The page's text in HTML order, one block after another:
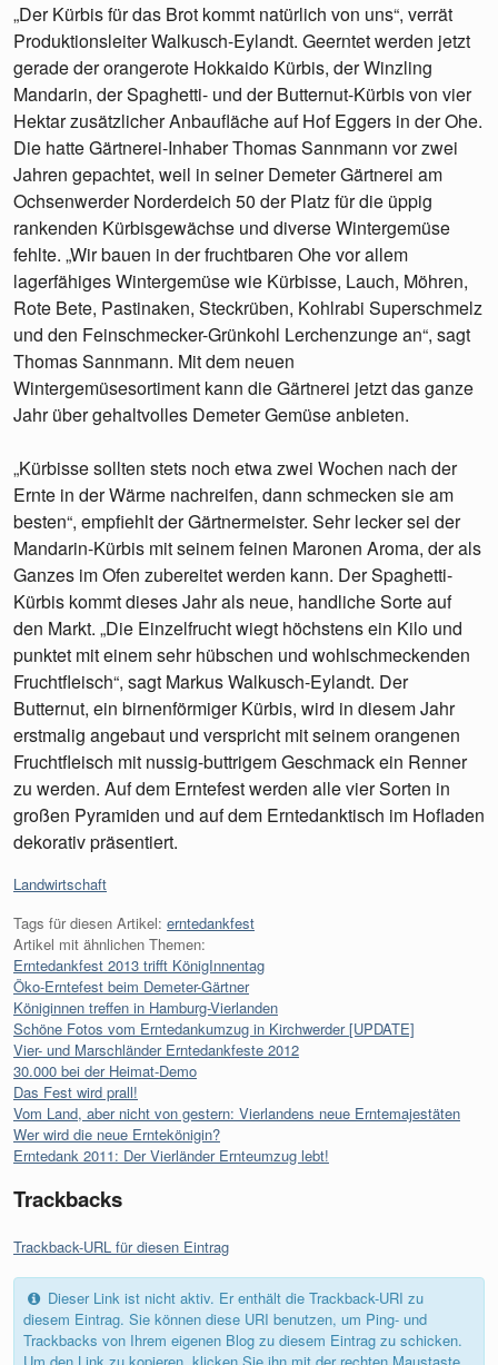
„Der Kürbis für das Brot kommt natürlich von uns“, verrät
Produktionsleiter Walkusch-Eylandt. Geerntet werden jetzt
gerade der orangerote Hokkaido Kürbis, der Winzling
Mandarin, der Spaghetti- und der Butternut-Kürbis von vier
Hektar zusätzlicher Anbaufläche auf Hof Eggers in der Ohe.
Die hatte Gärtnerei-Inhaber Thomas Sannmann vor zwei
Jahren gepachtet, weil in seiner Demeter Gärtnerei am
Ochsenwerder Norderdeich 50 der Platz für die üppig
rankenden Kürbisgewächse und diverse Wintergemüse
fehlte. „Wir bauen in der fruchtbaren Ohe vor allem
lagerfähiges Wintergemüse wie Kürbisse, Lauch, Möhren,
Rote Bete, Pastinaken, Steckrüben, Kohlrabi Superschmelz
und den Feinschmecker-Grünkohl Lerchenzunge an“, sagt
Thomas Sannmann. Mit dem neuen
Wintergemüsesortiment kann die Gärtnerei jetzt das ganze
Jahr über gehaltvolles Demeter Gemüse anbieten.
„Kürbisse sollten stets noch etwa zwei Wochen nach der
Ernte in der Wärme nachreifen, dann schmecken sie am
besten“, empfiehlt der Gärtnermeister. Sehr lecker sei der
Mandarin-Kürbis mit seinem feinen Maronen Aroma, der als
Ganzes im Ofen zubereitet werden kann. Der Spaghetti-
Kürbis kommt dieses Jahr als neue, handliche Sorte auf
den Markt. „Die Einzelfrucht wiegt höchstens ein Kilo und
punktet mit einem sehr hübschen und wohlschmeckenden
Fruchtfleisch“, sagt Markus Walkusch-Eylandt. Der
Butternut, ein birnenförmiger Kürbis, wird in diesem Jahr
erstmalig angebaut und verspricht mit seinem orangenen
Fruchtfleisch mit nussig-buttrigem Geschmack ein Renner
zu werden. Auf dem Erntefest werden alle vier Sorten in
großen Pyramiden und auf dem Erntedanktisch im Hofladen
dekorativ präsentiert.
Kategorien:
Landwirtschaft
Tags für diesen Artikel: erntedankfest
Artikel mit ähnlichen Themen:
Erntedankfest 2013 trifft KönigInnentag
Öko-Erntefest beim Demeter-Gärtner
Königinnen treffen in Hamburg-Vierlanden
Schöne Fotos vom Erntedankumzug in Kirchwerder [UPDATE]
Vier- und Marschländer Erntedankfeste 2012
30.000 bei der Heimat-Demo
Das Fest wird prall!
Vom Land, aber nicht von gestern: Vierlandens neue Erntemajestäten
Wer wird die neue Erntekönigin?
Erntedank 2011: Der Vierländer Ernteumzug lebt!
Trackbacks
Trackback-URL für diesen Eintrag
Dieser Link ist nicht aktiv. Er enthält die Trackback-URI zu
diesem Eintrag. Sie können diese URI benutzen, um Ping- und
Trackbacks von Ihrem eigenen Blog zu diesem Eintrag zu schicken.